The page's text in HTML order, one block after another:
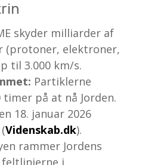
skyder milliarder af
(protoner, elektroner,
til 3.000 km/s.
Partiklerne
på at nå Jorden.
18. januar 2026
Videnskab.dk).
rammer Jordens